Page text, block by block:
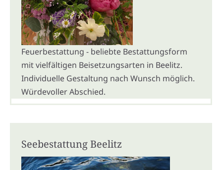
Feuerbestattung - beliebte Bestattungsform
mit vielfältigen Beisetzungsarten in Beelitz.
Individuelle Gestaltung nach Wunsch möglich.
Würdevoller Abschied.
Seebestattung Beelitz